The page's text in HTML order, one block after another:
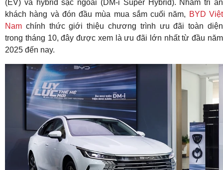
(EV) và hybrid sạc ngoài (DM-i Super Hybrid). Nhằm tri ân
khách hàng và đón đầu mùa mua sắm cuối năm, BYD Việt
Nam chính thức giới thiệu chương trình ưu đãi toàn diện
trong tháng 10, đây được xem là ưu đãi lớn nhất từ đầu năm
2025 đến nay.